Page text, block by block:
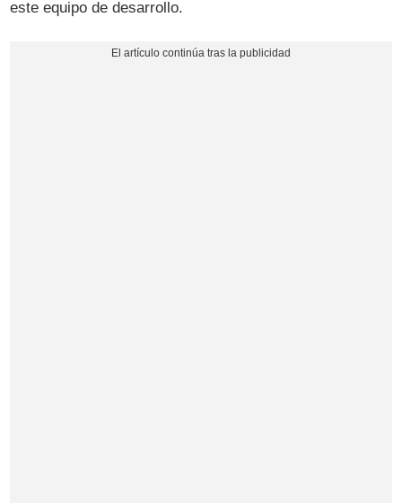
este equipo de desarrollo.